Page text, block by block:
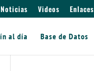
Noticias Videos Enlaces
al día Base de Datos